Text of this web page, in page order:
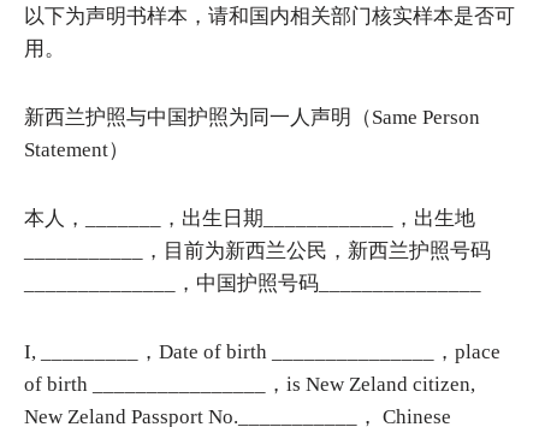
以下为声明书样本，请和国内相关部门核实样本是否可
用。
新西兰护照与中国护照为同一人声明（Same Person
Statement）
本人，_______，出生日期____________，出生地
___________，目前为新西兰公民，新西兰护照号码
______________，中国护照号码_______________
I, _________，Date of birth _______________，place
of birth ________________，is New Zeland citizen,
New Zeland Passport No.___________， Chinese